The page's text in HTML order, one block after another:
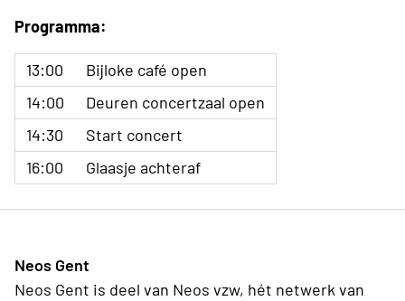
Programma:
13:00
Bijloke café open
14:00
Deuren concertzaal open
14:30
Start concert
16:00
Glaasje achteraf
Neos Gent
Neos Gent is deel van Neos vzw, hét netwerk van